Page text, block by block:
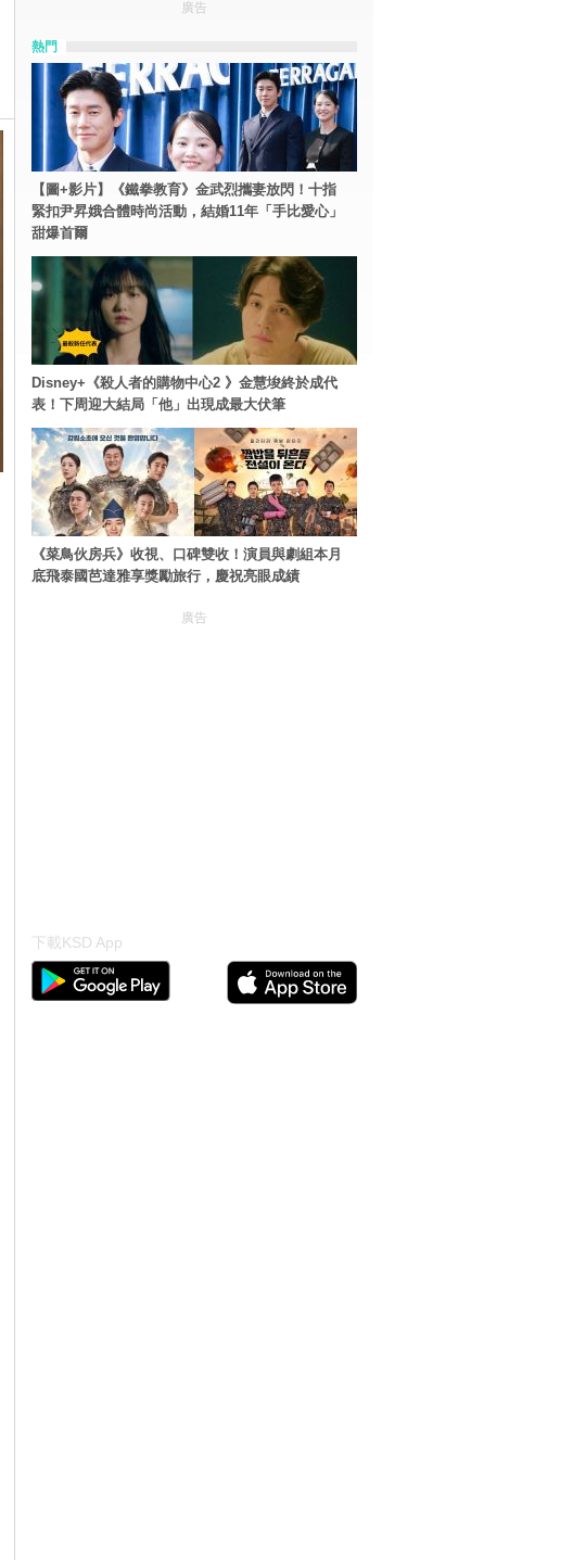
廣告
熱門
【圖+影片】《鐵拳教育》金武烈攜妻放閃！十指
緊扣尹昇娥合體時尚活動，結婚11年「手比愛心」
甜爆首爾
Disney+《殺人者的購物中心2 》金慧埈終於成代
表！下周迎大結局「他」出現成最大伏筆
《菜鳥伙房兵》收視、口碑雙收！演員與劇組本月
底飛泰國芭達雅享獎勵旅行，慶祝亮眼成績
廣告
下載KSD App